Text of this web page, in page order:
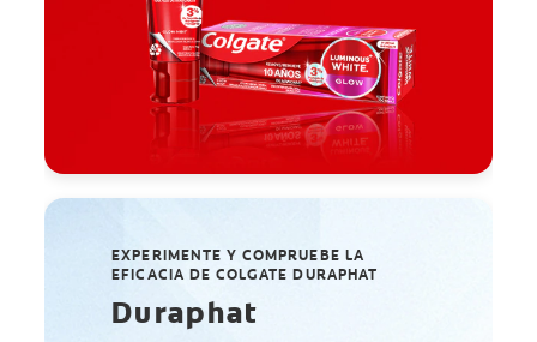
EXPERIMENTE Y COMPRUEBE LA
EFICACIA DE COLGATE DURAPHAT
Duraphat